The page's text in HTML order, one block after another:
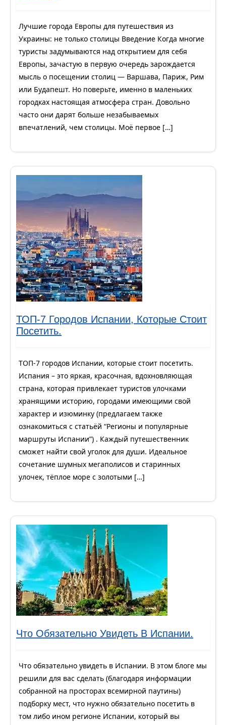
Лучшие города Европы для путешествия из
Украины: не только столицы Введение Когда многие
туристы задумываются над открытием для себя
Европы, зачастую в первую очередь зарождается
мысль о посещении столиц — Варшава, Париж, Рим
или Будапешт. Но поверьте, именно в маленьких
городках настоящая атмосфера стран. Довольно
часто они дарят больше незабываемых
впечатлений, чем столицы. Моё первое […]
ТОП-7 Городов Испании, Которые Стоит
Посетить.
ТОП-7 городов Испании, которые стоит посетить.
Испания – это яркая, красочная, вдохновляющая
страна, которая привлекает туристов улочками
хранящими историю, городами имеющими свой
характер и изюминку (предлагаем также
ознакомиться с статьёй “Регионы и популярные
маршруты Испании”) . Каждый путешественник
сможет найти свой уголок для души. Идеальное
сочетание шумных мегаполисов и старинных
улочек, тёплое море с золотыми […]
Что Обязательно Увидеть В Испании.
Что обязательно увидеть в Испании. В этом блоге мы
решили для вас сделать (благодаря информации
собранной на просторах всемирной паутины)
подборку мест, что нужно обязательно посетить в
том либо ином регионе Испании, который вы